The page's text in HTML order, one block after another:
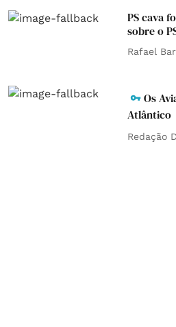
PS cava
sobre o
Rafael
Os
Atlântico
Redação